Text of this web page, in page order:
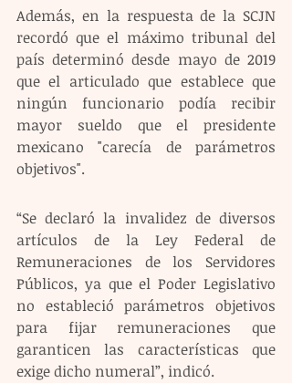
Además, en la respuesta de la SCJN
recordó que el máximo tribunal del
país determinó desde mayo de 2019
que el articulado que establece que
ningún funcionario podía recibir
mayor sueldo que el presidente
mexicano "carecía de parámetros
objetivos".
“Se declaró la invalidez de diversos
artículos de la Ley Federal de
Remuneraciones de los Servidores
Públicos, ya que el Poder Legislativo
no estableció parámetros objetivos
para fijar remuneraciones que
garanticen las características que
exige dicho numeral”, indicó.